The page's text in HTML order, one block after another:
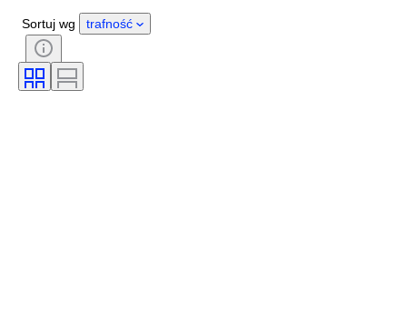
Stan
Kamień
Styl
Szlif
Sortuj wg trafność